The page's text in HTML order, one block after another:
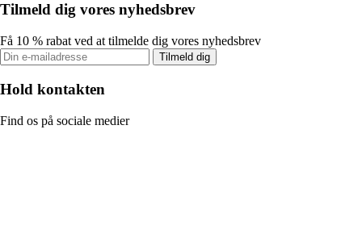
Tilmeld dig vores nyhedsbrev
Få 10 % rabat ved at tilmelde dig vores nyhedsbrev
Tilmeld dig
Hold kontakten
Find os på sociale medier